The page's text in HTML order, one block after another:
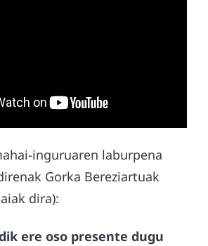
inguruaren laburpena
Gorka Bereziartuak
dira):
ere oso presente dugu